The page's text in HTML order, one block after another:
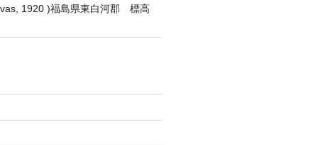
1920 )福島県東白河郡 標高